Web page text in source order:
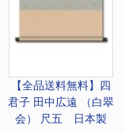
【全品送料無料】 四
君子 田中広遠 （白翠
会） 尺五 日本製